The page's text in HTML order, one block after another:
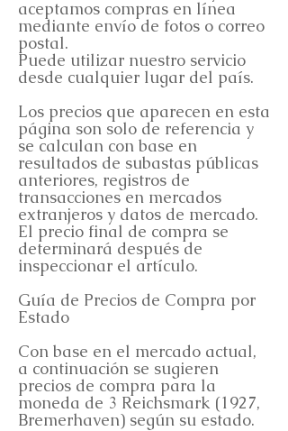
aceptamos compras en línea
mediante envío de fotos o correo
postal.
Puede utilizar nuestro servicio
desde cualquier lugar del país.
Los precios que aparecen en esta
página son solo de referencia y
se calculan con base en
resultados de subastas públicas
anteriores, registros de
transacciones en mercados
extranjeros y datos de mercado.
El precio final de compra se
determinará después de
inspeccionar el artículo.
Guía de Precios de Compra por
Estado
Con base en el mercado actual,
a continuación se sugieren
precios de compra para la
moneda de 3 Reichsmark (1927,
Bremerhaven) según su estado.